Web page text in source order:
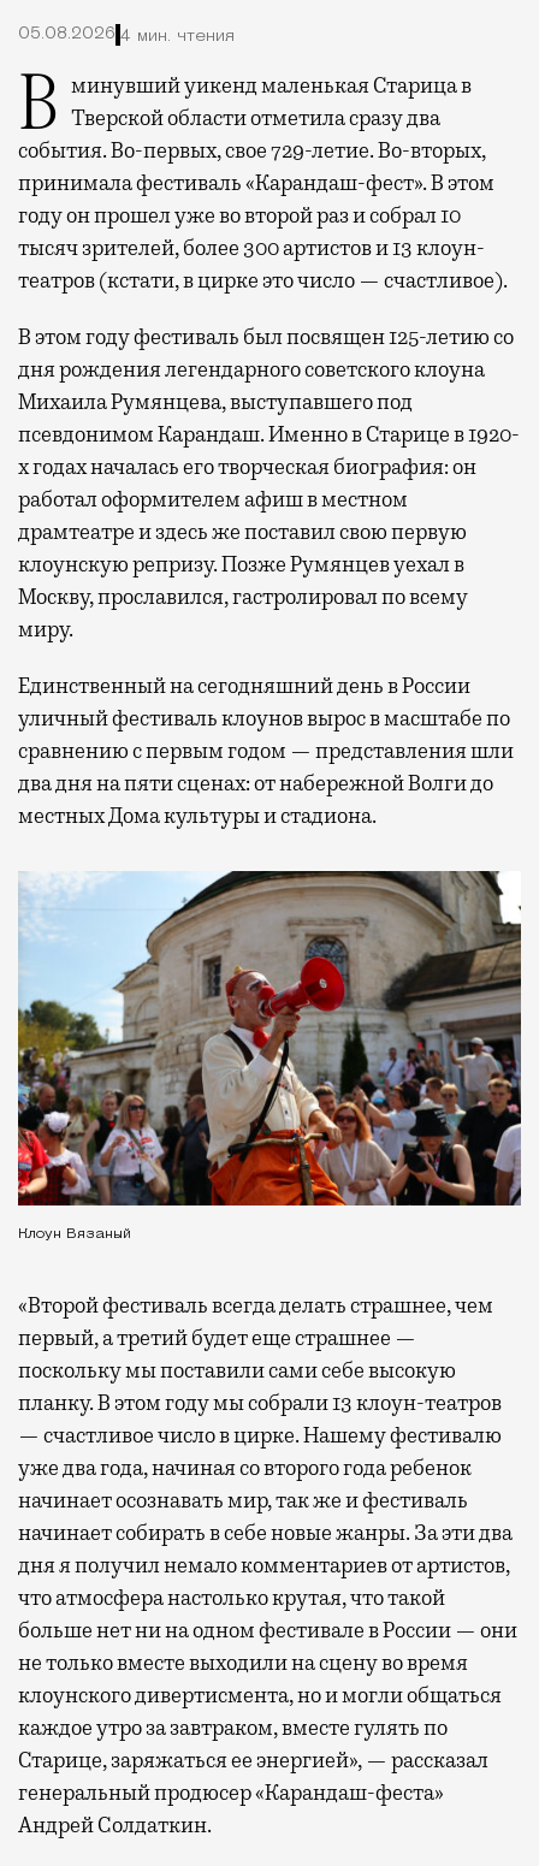
05.08.2026 4 мин. чтения
В минувший уикенд маленькая Старица в Тверской области отметила сразу два
события. Во-первых, свое 729-летие. Во-вторых,
принимала фестиваль «Карандаш-фест». В этом
году он прошел уже во второй раз и собрал 10
тысяч зрителей, более 300 артистов и 13 клоун-
театров (кстати, в цирке это число — счастливое).
В этом году фестиваль был посвящен 125-летию со
дня рождения легендарного советского клоуна
Михаила Румянцева, выступавшего под
псевдонимом Карандаш. Именно в Старице в 1920-
х годах началась его творческая биография: он
работал оформителем афиш в местном
драмтеатре и здесь же поставил свою первую
клоунскую репризу. Позже Румянцев уехал в
Москву, прославился, гастролировал по всему
миру.
Единственный на сегодняшний день в России
уличный фестиваль клоунов вырос в масштабе по
сравнению с первым годом — представления шли
два дня на пяти сценах: от набережной Волги до
местных Дома культуры и стадиона.
Клоун Вязаный
«Второй фестиваль всегда делать страшнее, чем
первый, а третий будет еще страшнее —
поскольку мы поставили сами себе высокую
планку. В этом году мы собрали 13 клоун-театров
— счастливое число в цирке. Нашему фестивалю
уже два года, начиная со второго года ребенок
начинает осознавать мир, так же и фестиваль
начинает собирать в себе новые жанры. За эти два
дня я получил немало комментариев от артистов,
что атмосфера настолько крутая, что такой
больше нет ни на одном фестивале в России — они
не только вместе выходили на сцену во время
клоунского дивертисмента, но и могли общаться
каждое утро за завтраком, вместе гулять по
Старице, заряжаться ее энергией», — рассказал
генеральный продюсер «Карандаш-феста»
Андрей Солдаткин.